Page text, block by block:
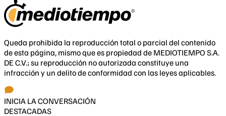
Queda prohibida la reproducción total o parcial del contenido
de esta página, mismo que es propiedad de MEDIOTIEMPO S.A.
DE C.V.; su reproducción no autorizada constituye una
infracción y un delito de conformidad con las leyes aplicables.
INICIA LA CONVERSACIÓN
DESTACADAS